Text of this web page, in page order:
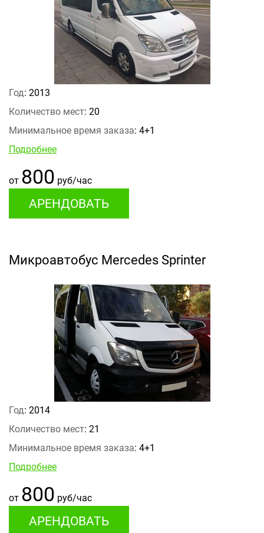
Год: 2013
Количество мест: 20
Минимальное время заказа: 4+1
Подробнее
от 800 руб/час
АРЕНДОВАТЬ
Микроавтобус Mercedes Sprinter
Год: 2014
Количество мест: 21
Минимальное время заказа: 4+1
Подробнее
от 800 руб/час
АРЕНДОВАТЬ